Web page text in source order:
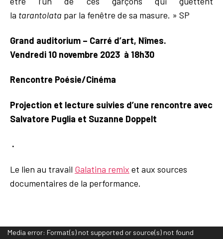
la tarantolata par la fenêtre de sa masure. » SP
Grand auditorium – Carré d’art, Nîmes.
Vendredi 10 novembre 2023 à 18h30
Rencontre Poésie/Cinéma
Projection et lecture suivies d’une rencontre avec
Salvatore Puglia et Suzanne Doppelt
.
Le lien au travail Galatina remix et aux sources
documentaires de la performance.
Media error: Format(s) not supported or source(s) not found